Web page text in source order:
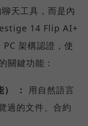
天工具，而是內
14 Flip AI+
架構認證，使
關鍵功能：
：
用自然語言
過的文件、合約